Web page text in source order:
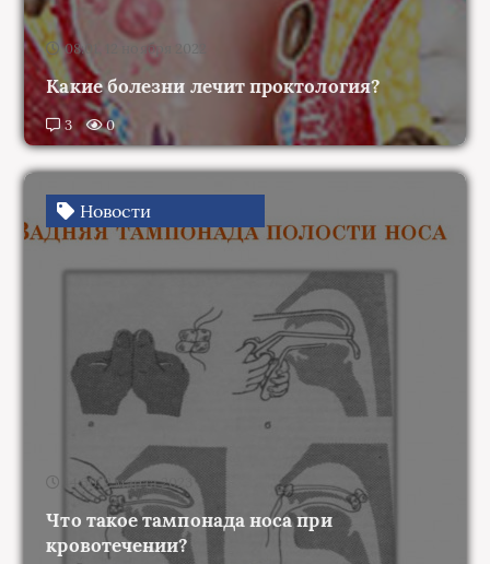
08:01, 12 ноября 2022
Какие болезни лечит проктология?
3 0
14:30, 2 марта 2023
Что такое тампонада носа при
кровотечении?
3 0